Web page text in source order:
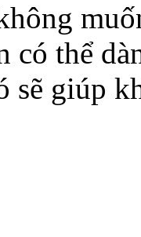
có thể
sẽ giúp